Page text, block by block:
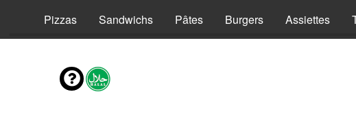
Pizzas Sandwichs Pâtes Burgers Assiettes